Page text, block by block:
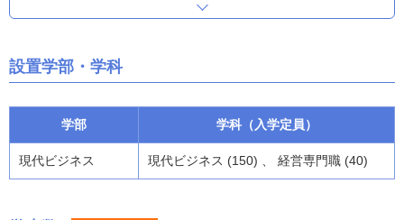
設置学部・学科
学部 学科（入学定員）
現代ビジネス 現代ビジネス (150) 、 経営専門職 (40)